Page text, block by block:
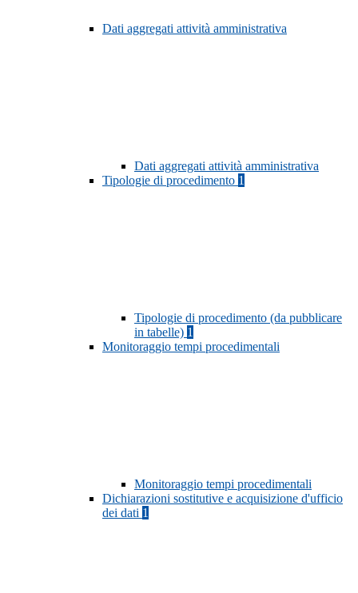
Dati aggregati attività amministrativa
Dati aggregati attività amministrativa
Tipologie di procedimento 1
Tipologie di procedimento (da pubblicare
in tabelle) 1
Monitoraggio tempi procedimentali
Monitoraggio tempi procedimentali
Dichiarazioni sostitutive e acquisizione d'ufficio
dei dati 1